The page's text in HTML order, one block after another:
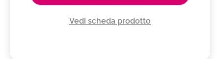
Vedi scheda prodotto